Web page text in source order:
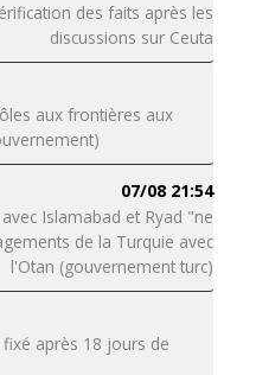
des faits après les
discussions sur Ceuta
aux frontières aux
07/08 21:54
Islamabad et Ryad "ne
de la Turquie avec
l'Otan (gouvernement turc)
après 18 jours de